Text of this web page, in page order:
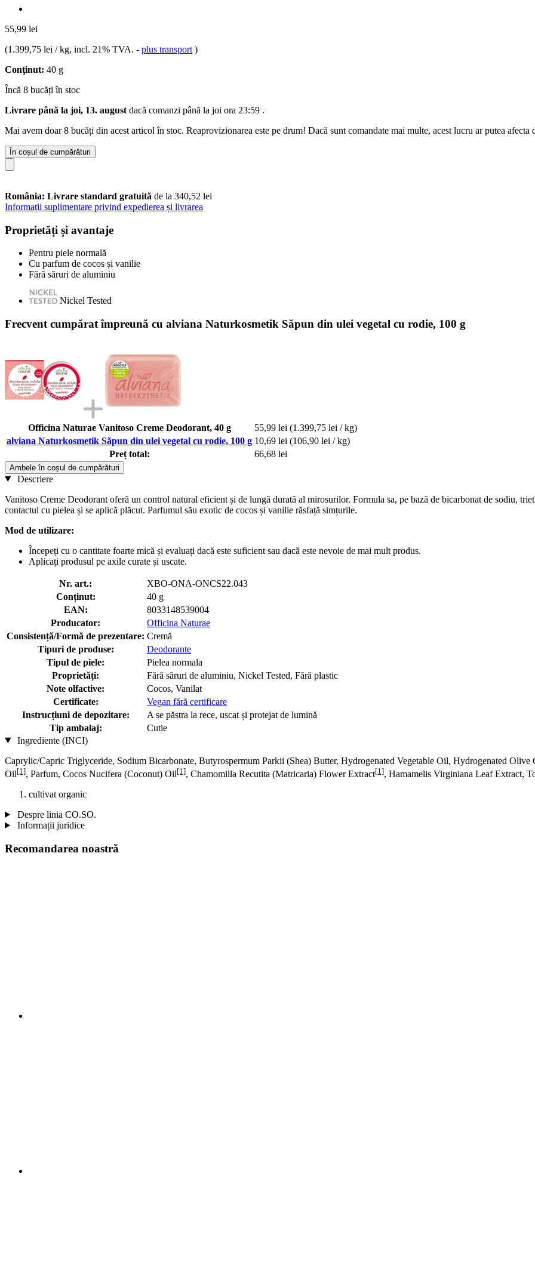
55,99 lei
(1.399,75 lei / kg, incl. 21% TVA. - plus transport )
Conţinut: 40 g
Încă 8 bucăți în stoc
Livrare până la joi, 13. august dacă comanzi până la joi ora 23:59 .
Mai avem doar 8 bucăți din acest articol în stoc. Reaprovizionarea este pe drum! Dacă sunt comandate mai multe, acest lucru ar putea afecta
În coșul de cumpărături
România: Livrare standard gratuită de la 340,52 lei
Informații suplimentare privind expedierea și livrarea
Proprietăți și avantaje
Pentru piele normală
Cu parfum de cocos și vanilie
Fără săruri de aluminiu
Nickel Tested
Frecvent cumpărat împreună cu alviana Naturkosmetik Săpun din ulei vegetal cu rodie, 100 g
Officina Naturae Vanitoso Creme Deodorant, 40 g 55,99 lei (1.399,75 lei / kg)
alviana Naturkosmetik Săpun din ulei vegetal cu rodie, 100 g 10,69 lei (106,90 lei / kg)
Preț total:
66,68 lei
Ambele în coșul de cumpărături
Descriere
Vanitoso Creme Deodorant oferă un control natural eficient și de lungă durată al mirosurilor. Formula sa, pe bază de bicarbonat de sodiu,
contactul cu pielea și se aplică plăcut. Parfumul său exotic de cocos și vanilie răsfață simțurile.
Mod de utilizare:
Începeți cu o cantitate foarte mică și evaluați dacă este suficient sau dacă este nevoie de mai mult produs.
Aplicați produsul pe axile curate și uscate.
Nr. art.:
XBO-ONA-ONCS22.043
Conținut:
40 g
EAN:
8033148539004
Producator:
Officina Naturae
Consistență/Formă de prezentare: Cremă
Tipuri de produse:
Deodorante
Tipul de piele:
Pielea normala
Proprietăți:
Fără săruri de aluminiu, Nickel Tested, Fără plastic
Note olfactive:
Cocos, Vanilat
Certificate:
Vegan fără certificare
Instrucțiuni de depozitare:
A se păstra la rece, uscat și protejat de lumină
Tip ambalaj:
Cutie
Ingrediente (INCI)
Caprylic/Capric Triglyceride, Sodium Bicarbonate, Butyrospermum Parkii (Shea) Butter, Hydrogenated Vegetable Oil, Hydrogenated
Oil[1], Parfum, Cocos Nucifera (Coconut) Oil[1], Chamomilla Recutita (Matricaria) Flower Extract[1], Hamamelis Virginiana Leaf Extract,
cultivat organic
Despre linia CO.SO.
Informații juridice
Recomandarea noastră